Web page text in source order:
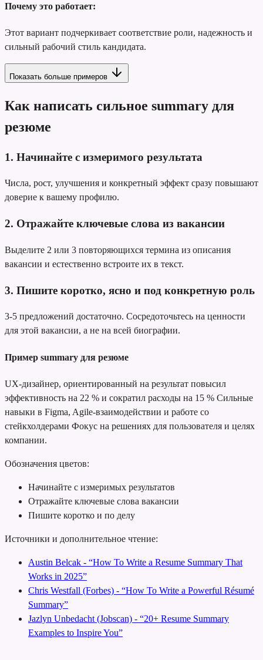
Почему это работает:
Этот вариант подчеркивает соответствие роли, надежность и
сильный рабочий стиль кандидата.
Показать больше примеров
Как написать сильное summary для
резюме
1. Начинайте с измеримого результата
Числа, рост, улучшения и конкретный эффект сразу повышают
доверие к вашему профилю.
2. Отражайте ключевые слова из вакансии
Выделите 2 или 3 повторяющихся термина из описания
вакансии и естественно встроите их в текст.
3. Пишите коротко, ясно и под конкретную роль
3-5 предложений достаточно. Сосредоточьтесь на ценности
для этой вакансии, а не на всей биографии.
Пример summary для резюме
UX-дизайнер, ориентированный на результат повысил
эффективность на 22 % и сократил расходы на 15 % Сильные
навыки в Figma, Agile-взаимодействии и работе со
стейкхолдерами Фокус на решениях для пользователя и целях
компании.
Обозначения цветов:
Начинайте с измеримых результатов
Отражайте ключевые слова вакансии
Пишите коротко и по делу
Источники и дополнительное чтение:
Austin Belcak - “How To Write a Resume Summary That
Works in 2025”
Chris Westfall (Forbes) - “How To Write a Powerful Résumé
Summary”
Jazlyn Unbedacht (Jobscan) - “20+ Resume Summary
Examples to Inspire You”